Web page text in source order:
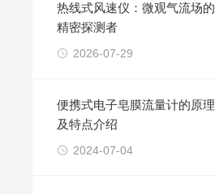
热线式风速仪：微观气流场的
精密探测者
2026-07-29
便携式电子皂膜流量计的原理
及特点介绍
2024-07-04